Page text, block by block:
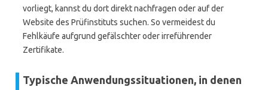
vorliegt, kannst du dort direkt nachfragen oder auf der
Website des Prüfinstituts suchen. So vermeidest du
Fehlkäufe aufgrund gefälschter oder irreführender
Zertifikate.
Typische Anwendungssituationen, in denen